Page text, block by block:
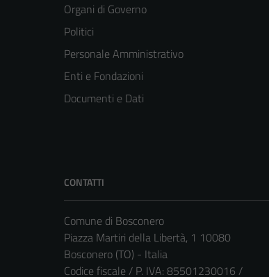
Organi di Governo
Politici
Personale Amministrativo
Enti e Fondazioni
Documenti e Dati
CONTATTI
Comune di Bosconero
Piazza Martiri della Libertà, 1 10080
Bosconero (TO) - Italia
Codice fiscale / P. IVA: 85501230016 /